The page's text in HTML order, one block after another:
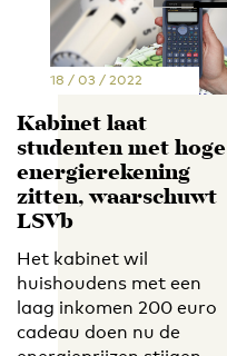
18 / 03 / 2022
Kabinet laat
studenten met hoge
energierekening
zitten, waarschuwt
LSVb
Het kabinet wil
huishoudens met een
laag inkomen 200 euro
cadeau doen nu de